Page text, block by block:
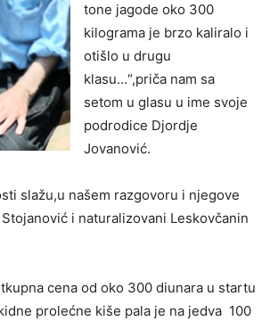
tone jagode oko 300
kilograma je brzo kaliralo i
otišlo u drugu
klasu…“,priča nam sa
setom u glasu u ime svoje
podrodice Djordje
Jovanović.
slažu,u našem razgovoru i njegove
i naturalizovani Leskovčanin
cena od oko 300 diunara u startu
prolećne kiše pala je na jedva 100